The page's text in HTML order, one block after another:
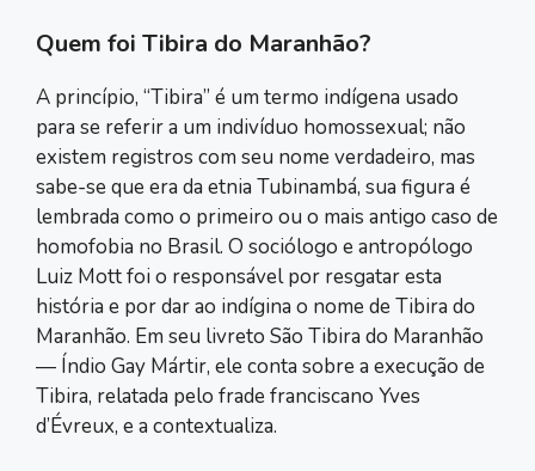
Quem foi Tibira do Maranhão?
A princípio, “Tibira” é um termo indígena usado
para se referir a um indivíduo homossexual; não
existem registros com seu nome verdadeiro, mas
sabe-se que era da etnia Tubinambá, sua figura é
lembrada como o primeiro ou o mais antigo caso de
homofobia no Brasil. O sociólogo e antropólogo
Luiz Mott foi o responsável por resgatar esta
história e por dar ao indígina o nome de Tibira do
Maranhão. Em seu livreto São Tibira do Maranhão
― Índio Gay Mártir, ele conta sobre a execução de
Tibira, relatada pelo frade franciscano Yves
d’Évreux, e a contextualiza.